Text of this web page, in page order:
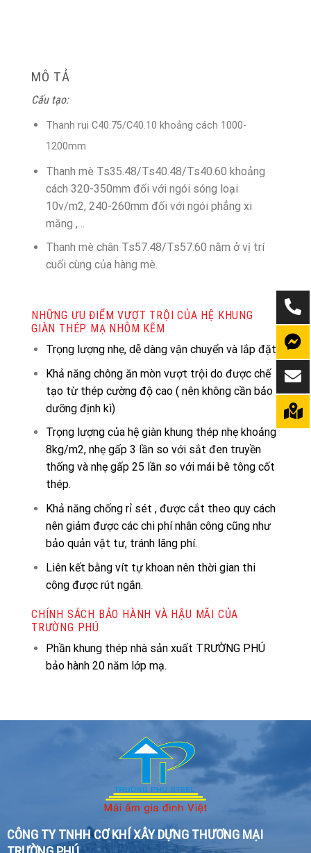
MÔ TẢ
Cấu tạo:
Thanh rui C40.75/C40.10 khoảng cách 1000-
1200mm
Thanh mè Ts35.48/Ts40.48/Ts40.60 khoảng
cách 320-350mm đối với ngói sóng loại
10v/m2, 240-260mm đối với ngói phẳng xi
măng ,…
Thanh mè chân Ts57.48/Ts57.60 nằm ở vị trí
cuối cùng của hàng mè.
NHỮNG ƯU ĐIỂM VƯỢT TRỘI CỦA HỆ KHUNG
GIÀN THÉP MẠ NHÔM KẼM
Trọng lượng nhẹ, dễ dàng vận chuyển và lắp đặt
Khả năng chông ăn mòn vượt trội do được chế
tạo từ thép cường độ cao ( nên không cần bảo
dưỡng định kì)
Trọng lượng của hệ giàn khung thép nhẹ khoảng
8kg/m2, nhẹ gấp 3 lần so với sắt đen truyền
thống và nhẹ gấp 25 lần so với mái bê tông cốt
thép.
Khả năng chống rỉ sét , được cắt theo quy cách
nên giảm được các chi phí nhân công cũng như
bảo quản vật tư, tránh lãng phí.
Liên kết bằng vít tự khoan nên thời gian thi
công được rút ngắn.
CHÍNH SÁCH BẢO HÀNH VÀ HẬU MÃI CỦA
TRƯỜNG PHÚ
Phần khung thép nhà sản xuất TRƯỜNG PHÚ
bảo hành 20 năm lớp mạ.
CÔNG TY TNHH CƠ KHÍ XÂY DỰNG THƯƠNG MẠI